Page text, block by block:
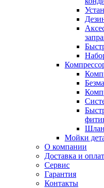
Мойки
О компании
Доставка и
Сервис
Гарантия
Контакты